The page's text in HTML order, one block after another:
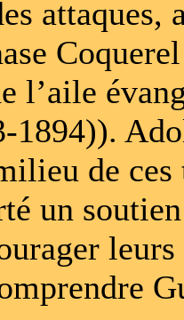
l’aile
1894)).
de
un